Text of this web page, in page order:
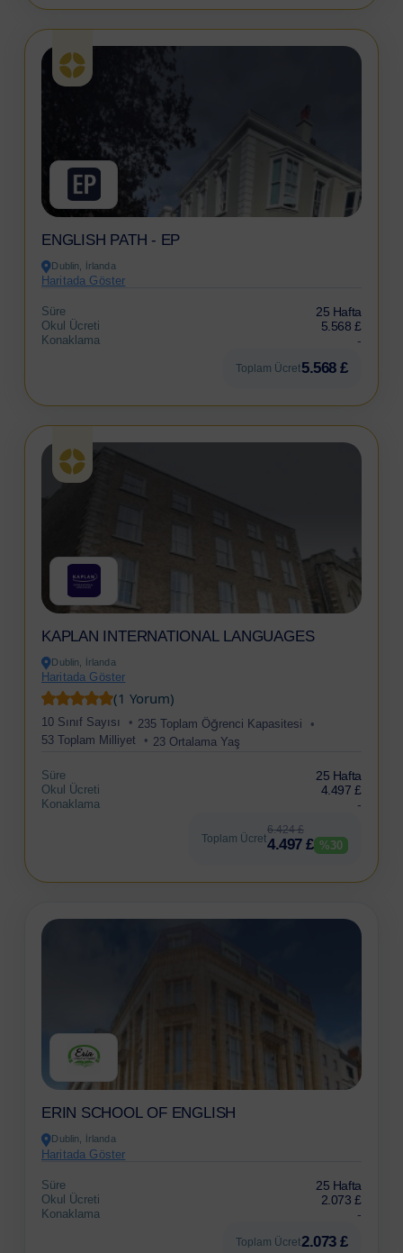
ENGLISH PATH - EP
Dublin, İrlanda
Haritada Göster
Süre 25 Hafta
Okul Ücreti 5.568 £
Konaklama -
Toplam Ücret5.568 £
KAPLAN INTERNATIONAL LANGUAGES
Dublin, İrlanda
Haritada Göster
(1 Yorum)
10 Sınıf Sayısı
235 Toplam Öğrenci Kapasitesi
53 Toplam Milliyet
23 Ortalama Yaş
Süre 25 Hafta
Okul Ücreti 4.497 £
Konaklama -
Toplam Ücret
6.424 £
4.497 £ %30
ERIN SCHOOL OF ENGLISH
Dublin, İrlanda
Haritada Göster
Süre 25 Hafta
Okul Ücreti 2.073 £
Konaklama -
Toplam Ücret2.073 £